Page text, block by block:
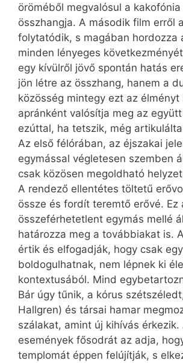
öröméből megvalósul a
összhangja. A második film erről
folytatódik, s magában hordozza
minden lényeges
egy kívülről jövő spontán hatás
jön létre az összhang, hanem a
közösség mintegy ezt az élményt
apránként valósítja meg az
ezúttal, ha tetszik, még
Az első félórában, az éjszakai
egymással végletesen szemben
csak közösen megoldható
A rendező ellentétes töltetű
össze és fordít teremtő erővé. Ez
összeférhetetlent egymás mellé
határozza meg a továbbiakat is.
értik és elfogadják, hogy csak
boldogulhatnak, nem lépnek ki
kontextusából. Mind
Bár úgy tűnik, a kórus
Hallgren) és társai hamar
szálakat, amint új kihívás érkezik.
események fősodrát az adja,
templomát éppen felújítják, s